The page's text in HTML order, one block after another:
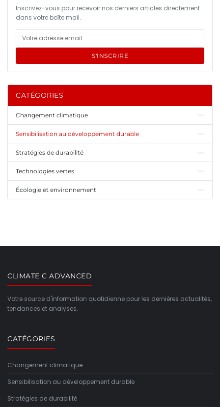
Inscrivez-vous pour recevoir nos derniers articles directement
dans votre boîte mail.
S'INSCRIRE
CATÉGORIES
Changement climatique
Sensibilisation au développement durable
Stratégies de durabilité
Technologies vertes
Écologie et environnement
CLIMATE C ADVANCED
Votre source d'information quotidienne pour les dernières actualités,
tendances et analyses.
CATÉGORIES
Changement climatique
Sensibilisation au développement durable
Stratégies de durabilité